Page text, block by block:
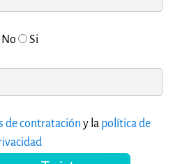
No Si
de contratación y la política de